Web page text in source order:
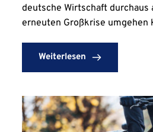
deutsche Wirtschaft durchaus
erneuten Großkrise
Weiterlesen